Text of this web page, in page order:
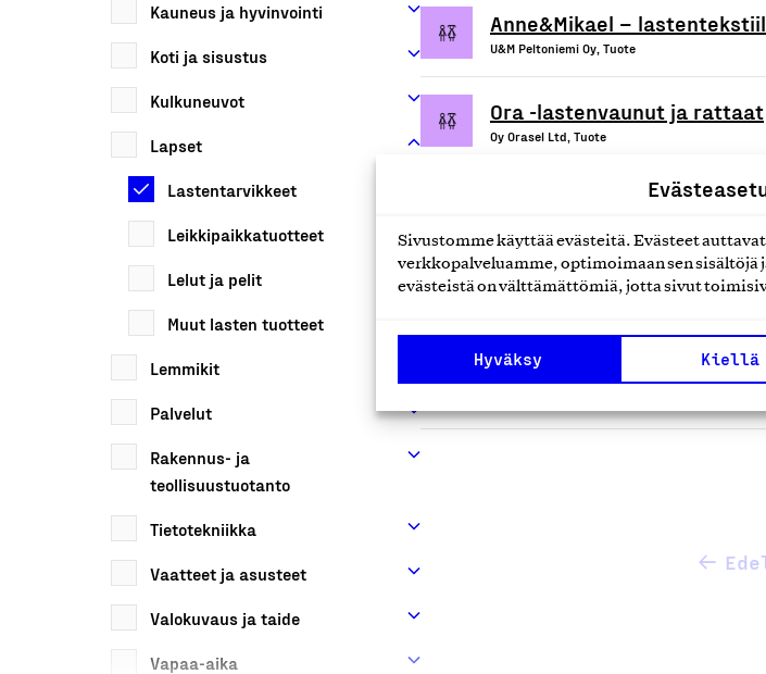
Sivustomme käyttää evästeitä. Evästeet
verkkopalveluamme, optimoimaan sen sisältöjä
evästeistä on välttämättömiä, jotta sivut
Hyväksy Kiellä
Kauneus ja hyvinvointi
Koti ja sisustus
Kulkuneuvot
Lapset
Lastentarvikkeet
Leikkipaikkatuotteet
Lelut ja pelit
Muut lasten tuotteet
Lemmikit
Palvelut
Rakennus- ja
teollisuustuotanto
Tietotekniikka
Vaatteet ja asusteet
Valokuvaus ja taide
Vapaa-aika
Anne&Mikael –
U&M Peltoniemi Oy, Tuote
Ora -lastenvaunut ja rattaat
Oy Orasel Ltd, Tuote
Pirkka housuvaipat
Vaunutekstiilit
Helmi Baby – Baby Mats